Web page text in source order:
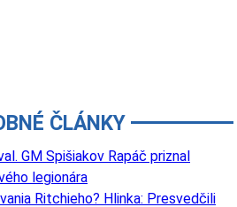
ČLÁNKY
GM Spišiakov Rapáč priznal
legionára
Ritchieho? Hlinka: Presvedčili